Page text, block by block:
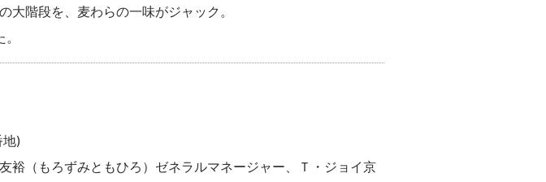
大階段を、麦わらの一味がジャック。
)
（もろずみともひろ）ゼネラルマネージャー、Ｔ・ジョイ京